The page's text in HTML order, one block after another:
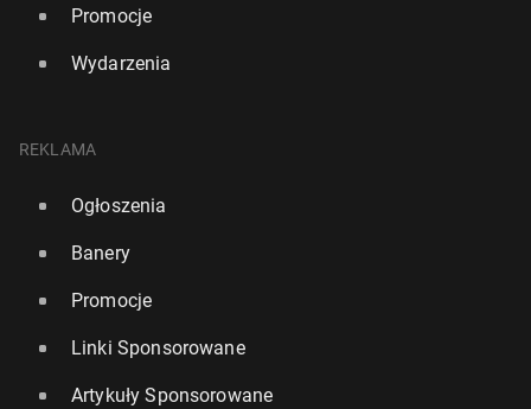
Promocje
Wydarzenia
REKLAMA
Ogłoszenia
Banery
Promocje
Linki Sponsorowane
Artykuły Sponsorowane